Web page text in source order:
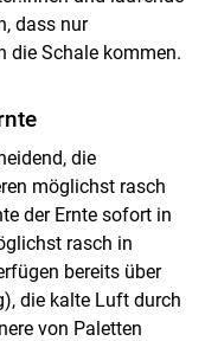
dass nur
die Schale kommen.
die
möglichst rasch
der Ernte sofort in
rasch in
bereits über
die kalte Luft durch
von Paletten